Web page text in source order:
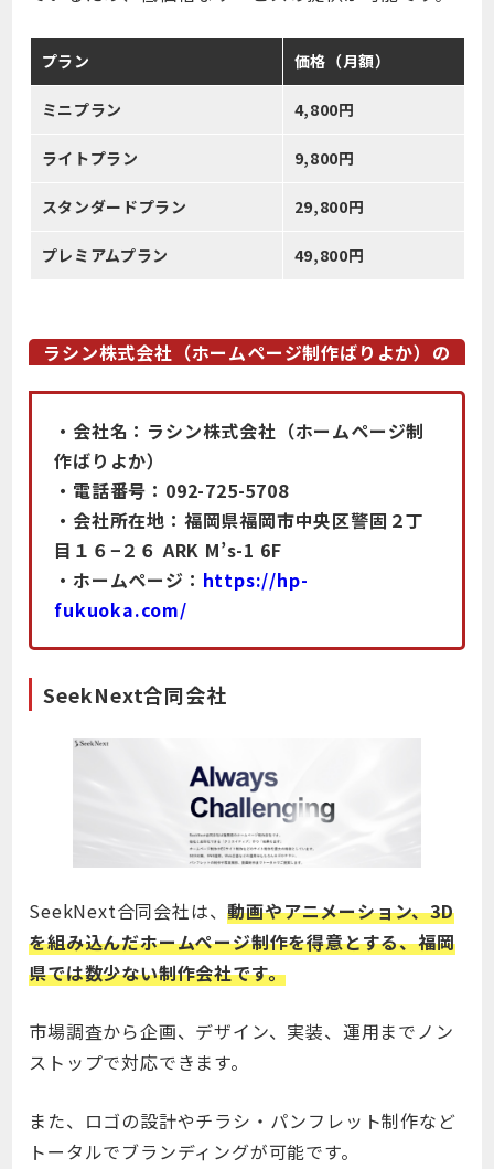
プラン 価格（月額）
ミニプラン 4,800円
ライトプラン 9,800円
スタンダードプラン 29,800円
プレミアムプラン 49,800円
ラシン株式会社（ホームページ制作ばりよか）の
・会社名：ラシン株式会社（ホームページ制
作ばりよか）
・電話番号：092-725-5708
・会社所在地：福岡県福岡市中央区警固２丁
目１６−２６ ARK M’s-1 6F
・ホームページ： https://hp-
fukuoka.com/
SeekNext合同会社
SeekNext合同会社は、動画やアニメーション、3D
を組み込んだホームぺージ制作を得意とする、福岡
県では数少ない制作会社です。
市場調査から企画、デザイン、実装、運用までノン
ストップで対応できます。
また、ロゴの設計やチラシ・パンフレット制作など
トータルでブランディングが可能です。